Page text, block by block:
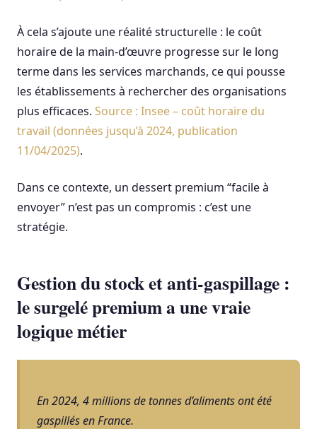
À cela s’ajoute une réalité structurelle : le coût
horaire de la main-d’œuvre progresse sur le long
terme dans les services marchands, ce qui pousse
les établissements à rechercher des organisations
plus efficaces. Source : Insee – coût horaire du
travail (données jusqu’à 2024, publication
11/04/2025).
Dans ce contexte, un dessert premium “facile à
envoyer” n’est pas un compromis : c’est une
stratégie.
Gestion du stock et anti-gaspillage :
le surgelé premium a une vraie
logique métier
En 2024, 4 millions de tonnes d’aliments ont été
gaspillés en France.